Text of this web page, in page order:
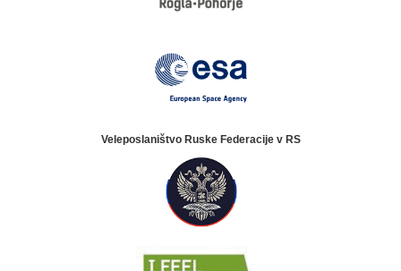
Veleposlaništvo Ruske Federacije v RS